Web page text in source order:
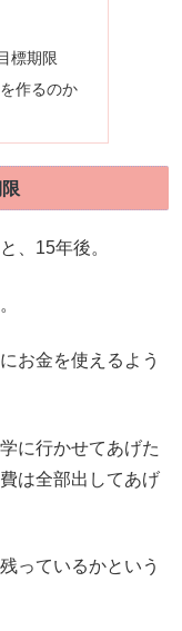
標期限
作るのか
、15年後。
お金を使えるよう
に行かせてあげた
は全部出してあげ
っているかという